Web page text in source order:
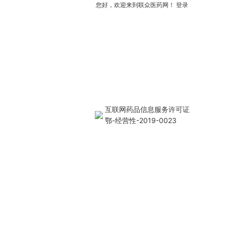
您好，欢迎来到联众医药网！ 登录
互联网药品信息服务许可证
鄂-经营性-2019-0023